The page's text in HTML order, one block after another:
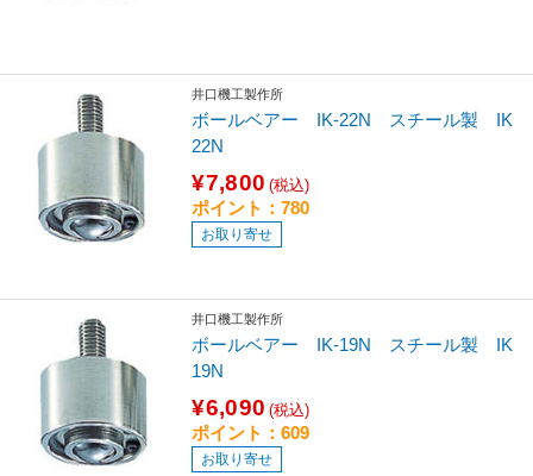
井口機工製作所
ボールベアー IK-22N スチール製 IK
22N
¥7,800 (税込)
ポイント：780
お取り寄せ
井口機工製作所
ボールベアー IK-19N スチール製 IK
19N
¥6,090 (税込)
ポイント：609
お取り寄せ